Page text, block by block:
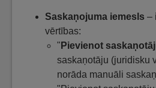
Saskaņojuma iemesls –
vērtības:
" Pievienot
saskaņotāju (juridisku
norāda manuāli